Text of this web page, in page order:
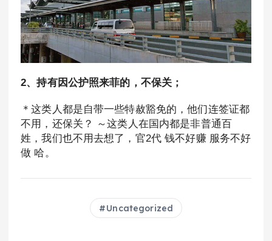
2、持有因公护照来菲的，不保关；
＊这类人都是自带一些特赦豁免的，他们连签证都
不用，还保关？ ～这类人在国内都是非普通百
姓，我们也不用去想了，官2代 钱不好赚 服务不好
做 哈。
Uncategorized